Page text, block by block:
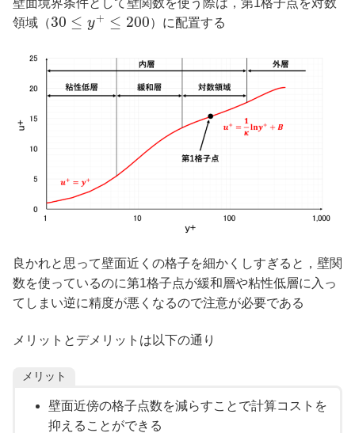
領域（30 ≤ y+ ≤ 200）に配置する
良かれと思って壁面近くの格子を細かくしすぎると，壁関
数を使っているのに第1格子点が緩和層や粘性低層に入っ
てしまい逆に精度が悪くなるので注意が必要である
メリットとデメリットは以下の通り
メリット
壁面近傍の格子点数を減らすことで計算コストを
抑えることができる